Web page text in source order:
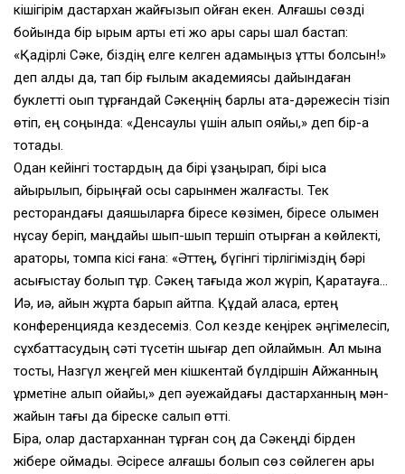
кішігірім дастархан жайғызып қойған екен. Алғашқы сөзді
бойында бір қырым артық еті жоқ арық сары шал бастап:
«Қадірлі Сәке, біздің елге келген қадамыңыз құтты болсын!»
деп алды да, тап бір ғылым академиясы дайындаған
буклетті оқып тұрғандай Сәкеңнің барлық атақ-дәрежесін тізіп
өтіп, ең соңында: «Денсаулық үшін алып қояйық,» деп бір-ақ
тоқтады.
Одан кейінгі тостардың да бірі ұзаңқырап, бірі қысқа
қайырылып, бірыңғай осы сарынмен жалғасты. Тек
ресторандағы даяшыларға біресе көзімен, біресе қолымен
нұсқау беріп, маңдайы шып-шып тершіп отырған ақ көйлекті,
қараторы, томпақ кісі ғана: «Әттең, бүгінгі тірлігіміздің бәрі
асығыстау болып тұр. Сәкең тағыда жол жүріп, Қаратауға…
Иә, иә, қайын жұртқа барып қайтпақ. Құдай қаласа, ертең
конференцияда кездесеміз. Сол кезде кеңірек әңгімелесіп,
сұхбаттасудың сәті түсетін шығар деп ойлаймын. Ал мына
тосты, Назгүл жеңгей мен кішкентай бүлдіршін Айжанның
құрметіне алып қойайық,» деп әуежайдағы дастарханның мән-
жайын тағы да біреске салып өтті.
Бірақ, олар дастарханнан тұрған соң да Сәкеңді бірден
жібере қоймады. Әсіресе алғашқы болып сөз сөйлеген арық